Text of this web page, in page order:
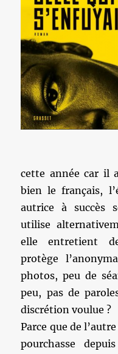
cette année car il
bien le français,
autrice à succès
utilise
elle entretient
protège
photos, peu de
peu, pas de
discrétion voulue ?
Parce que de
pourchasse